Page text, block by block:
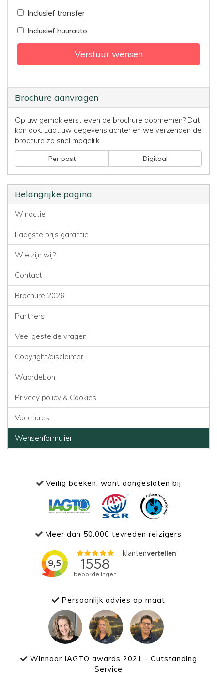
Inclusief transfer
Inclusief huurauto
Verstuur wensen
Brochure aanvragen
Op uw gemak eerst even de brochure doornemen? Dat
kan ook. Laat uw gegevens achter en we verzenden de
brochure zo snel mogelijk.
Per post Digitaal
Belangrijke pagina
Winactie
Laagste prijs garantie
Wie zijn wij?
Contact
Brochure 2026
Partners
Veel gestelde vragen
Copyright/disclaimer
Waardebon
Privacy policy & Cookies
Vacatures
Wensenformulier
Veilig boeken, want aangesloten bij
Meer dan 50.000 tevreden reizigers
Persoonlijk advies op maat
Winnaar IAGTO awards 2021 - Outstanding
Service